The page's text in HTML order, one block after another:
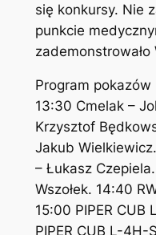
się konkursy. Nie
punkcie
zademonstrowało
Program pokazów
13:30 Cmelak –
Krzysztof
Jakub
– Łukasz
Wszołek. 14:40
15:00 PIPER
PIPER CUB L-4H-